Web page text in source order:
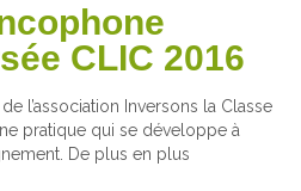
CLIC 2016
l’association Inversons la Classe
pratique qui se développe à
De plus en plus